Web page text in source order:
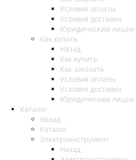
Условия оплаты
Условия доставки
Юридическим лицам
Как купить
Назад
Как купить
Как заказать
Условия оплаты
Условия доставки
Юридическим лицам
Каталог
Назад
Каталог
Электроинструмент
Назад